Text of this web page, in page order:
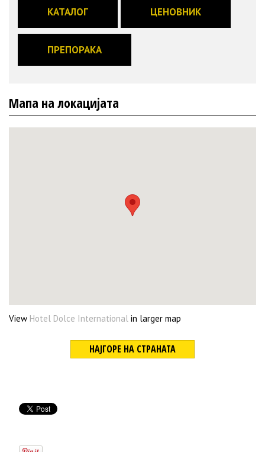
КАТАЛОГ ЦЕНОВНИК
ПРЕПОРАКА
Мапа на локацијата
View Hotel Dolce International in larger map
НАЈГОРЕ НА СТРАНАТА